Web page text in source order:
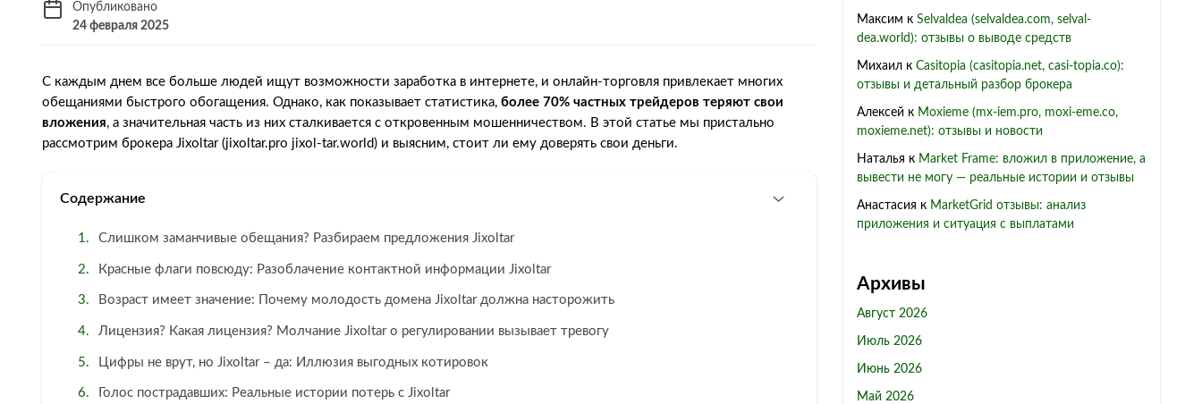
Опубликовано
24 февраля 2025
С каждым днем все больше людей ищут возможности заработка в интернете, и онлайн-торговля привлекает многих
обещаниями быстрого обогащения. Однако, как показывает статистика, более 70% частных трейдеров теряют свои
вложения, а значительная часть из них сталкивается с откровенным мошенничеством. В этой статье мы пристально
рассмотрим брокера Jixoltar (jixoltar.pro jixol-tar.world) и выясним, стоит ли ему доверять свои деньги.
Содержание
Слишком заманчивые обещания? Разбираем предложения Jixoltar
Красные флаги повсюду: Разоблачение контактной информации Jixoltar
Возраст имеет значение: Почему молодость домена Jixoltar должна насторожить
Лицензия? Какая лицензия? Молчание Jixoltar о регулировании вызывает тревогу
Цифры не врут, но Jixoltar – да: Иллюзия выгодных котировок
Голос пострадавших: Реальные истории потерь с Jixoltar
Максим к Selvaldea (selvaldea.com, selval-
dea.world): отзывы о выводе средств
Михаил к Casitopia (casitopia.net, casi-topia.co):
отзывы и детальный разбор брокера
Алексей к Moxieme (mx-iem.pro, moxi-eme.co,
moxieme.net): отзывы и новости
Наталья к Market Frame: вложил в приложение, а
вывести не могу — реальные истории и отзывы
Анастасия к MarketGrid отзывы: анализ
приложения и ситуация с выплатами
Архивы
Август 2026
Июль 2026
Июнь 2026
Май 2026